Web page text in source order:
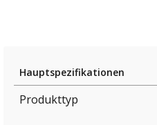
Hauptspezifikationen
Produkttyp